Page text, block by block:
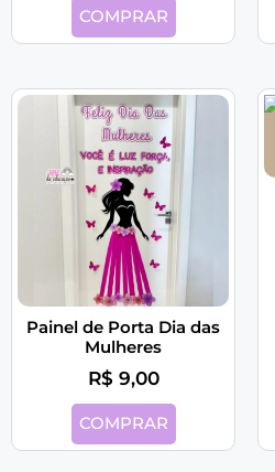
COMPRAR
Painel de Porta Dia das
Mulheres
R$ 9,00
COMPRAR